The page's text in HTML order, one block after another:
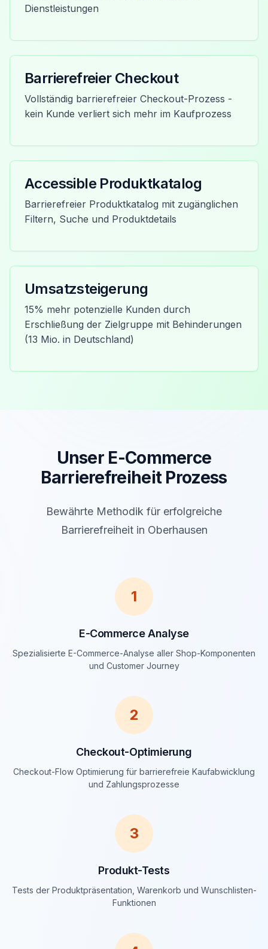
Dienstleistungen
Barrierefreier Checkout
Vollständig barrierefreier Checkout-Prozess -
kein Kunde verliert sich mehr im Kaufprozess
Accessible Produktkatalog
Barrierefreier Produktkatalog mit zugänglichen
Filtern, Suche und Produktdetails
Umsatzsteigerung
15% mehr potenzielle Kunden durch
Erschließung der Zielgruppe mit Behinderungen
(13 Mio. in Deutschland)
Unser E-Commerce
Barrierefreiheit Prozess
Bewährte Methodik für erfolgreiche
Barrierefreiheit in Oberhausen
1
E-Commerce Analyse
Spezialisierte E-Commerce-Analyse aller Shop-Komponenten
und Customer Journey
2
Checkout-Optimierung
Checkout-Flow Optimierung für barrierefreie Kaufabwicklung
und Zahlungsprozesse
3
Produkt-Tests
Tests der Produktpräsentation, Warenkorb und Wunschlisten-
Funktionen